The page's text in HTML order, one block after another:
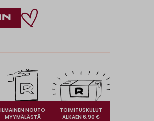
ILMAINEN NOUTO
MYYMÄLÄSTÄ
TOIMITUSKULUT
ALKAEN 6,90 €